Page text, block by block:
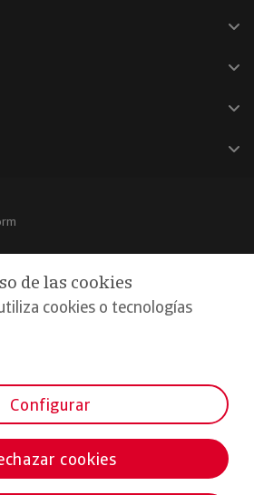
de las cookies
cookies o tecnologías
Configurar
cookies